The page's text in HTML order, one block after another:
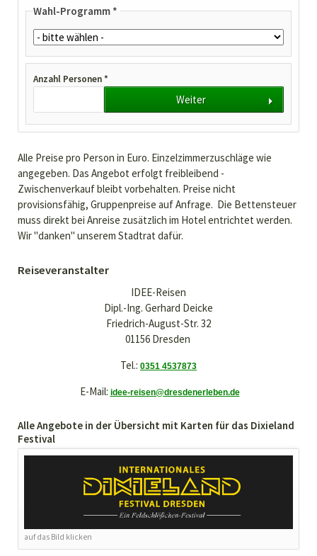
Wahl-Programm *
Anzahl Personen *
Weiter
Alle Preise pro Person in Euro. Einzelzimmerzuschläge wie
angegeben. Das Angebot erfolgt freibleibend -
Zwischenverkauf bleibt vorbehalten. Preise nicht
provisionsfähig, Gruppenpreise auf Anfrage. Die Bettensteuer
muss direkt bei Anreise zusätzlich im Hotel entrichtet werden.
Wir "danken" unserem Stadtrat dafür.
Reiseveranstalter
IDEE-Reisen
Dipl.-Ing. Gerhard Deicke
Friedrich-August-Str. 32
01156 Dresden
Tel.: 0351 4537873
E-Mail: idee-reisen@dresdenerleben.de
Alle Angebote in der Übersicht mit Karten für das Dixieland
Festival
auf das Bild klicken